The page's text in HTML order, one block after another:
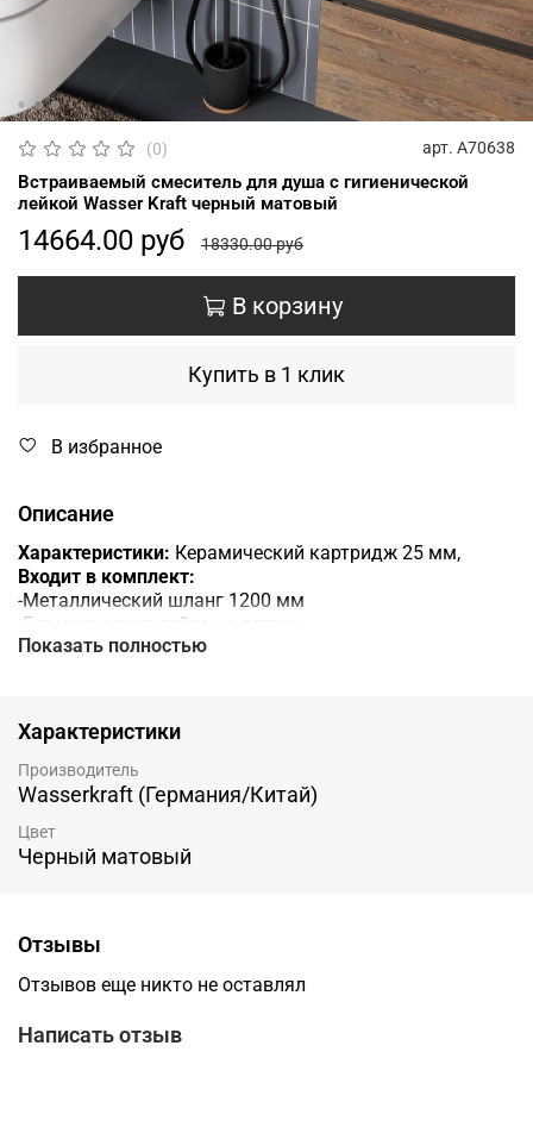
(0) арт. A70638
Встраиваемый смеситель для душа с гигиенической
лейкой Wasser Kraft черный матовый
14664.00 руб 18330.00 руб
В корзину
Купить в 1 клик
В избранное
Описание
Характеристики: Керамический картридж 25 мм,
Входит в комплект:
-Металлический шланг 1200 мм
-Гигиеническая лейка из латуни
-Набор для монтажа
Показать полностью
Характеристики
Производитель
Wasserkraft (Германия/Китай)
Цвет
Черный матовый
Отзывы
Отзывов еще никто не оставлял
Написать отзыв